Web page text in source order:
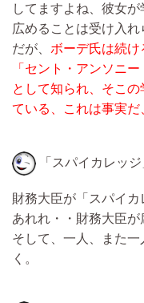
してますよね、彼女
広めることは受け入れ
だが、 ボーデ氏は続け
「セント・アンソニ
として知られ、そこ
ている、これは事実だ
「スパイカレッ
財務大臣が「スパイ
あれれ・・財務大臣が
そして、一人、また
く。